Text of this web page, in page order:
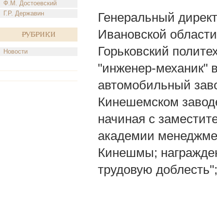
Ф.М. Достоевский
Г.Р. Державин
Рубрики
Новости
Генеральный
Ивановской
Горьковский
"инженер-механик"
автомобильный
Кинешемском
начиная с
академии
Кинешмы;
трудовую